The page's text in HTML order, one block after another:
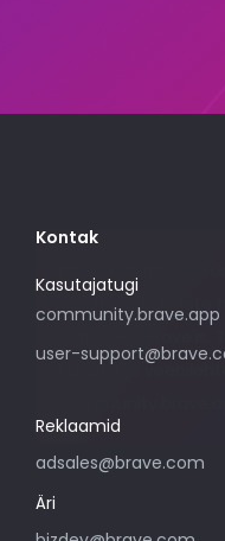
Kontak
Kasutajatugi
community.brave.app
user-
Reklaamid
adsales@brave.com
ainult siis, kui olete
külastage veebilehte
Äri